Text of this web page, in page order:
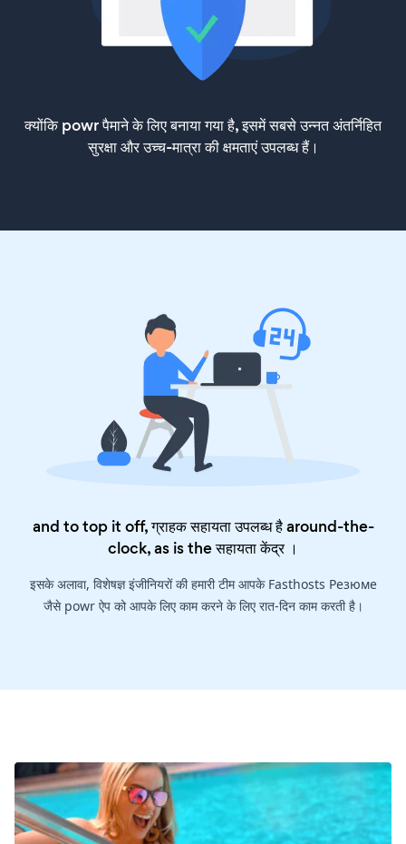
क्योंकि powr पैमाने के लिए बनाया गया है, इसमें सबसे उन्नत अंतर्निहित
सुरक्षा और उच्च-मात्रा की क्षमताएं उपलब्ध हैं।
and to top it off, ग्राहक सहायता उपलब्ध है around-the-
clock, as is theसहायता केंद्र।
इसके अलावा, विशेषज्ञ इंजीनियरों की हमारी टीम आपके Fasthosts Резюме
जैसे powr ऐप को आपके लिए काम करने के लिए रात-दिन काम करती है।